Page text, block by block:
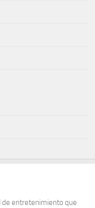
de entretenimiento que